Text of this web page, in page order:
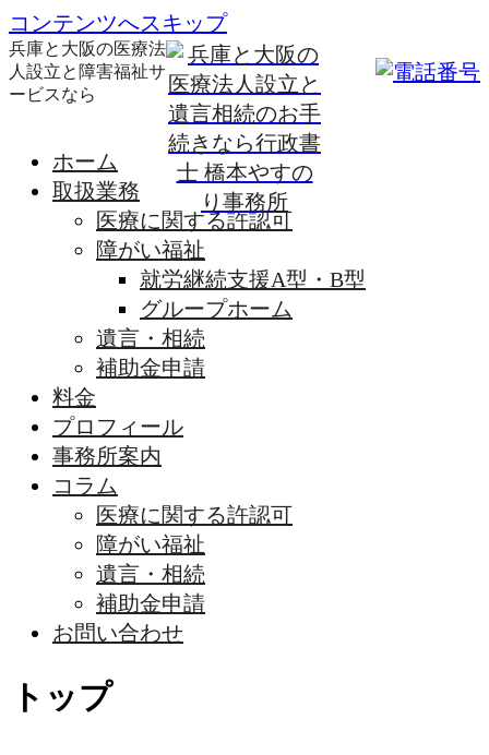
コンテンツへスキップ
兵庫と大阪の医療法
人設立と障害福祉サ
ービスなら
ホーム
取扱業務
医療に関する許認可
障がい福祉
就労継続支援A型・B型
グループホーム
遺言・相続
補助金申請
料金
プロフィール
事務所案内
コラム
医療に関する許認可
障がい福祉
遺言・相続
補助金申請
お問い合わせ
トップ